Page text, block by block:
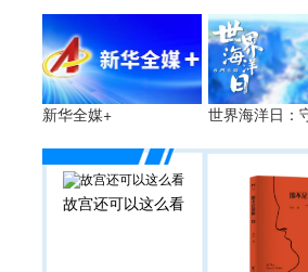
新华全媒+ 世界海洋日：
故宫还可以这么看